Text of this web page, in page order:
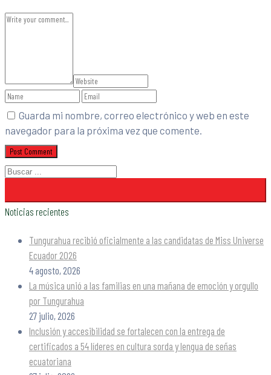
Guarda mi nombre, correo electrónico y web en este
navegador para la próxima vez que comente.
Noticias recientes
Tungurahua recibió oficialmente a las candidatas de Miss Universe
Ecuador 2026
4 agosto, 2026
La música unió a las familias en una mañana de emoción y orgullo
por Tungurahua
27 julio, 2026
Inclusión y accesibilidad se fortalecen con la entrega de
certificados a 54 líderes en cultura sorda y lengua de señas
ecuatoriana